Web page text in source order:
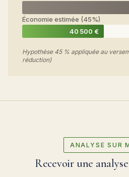
Économie estimée (45%)
40 500 €
Hypothèse 45 % appliquée au
réduction)
ANALYSE SUR
Recevoir une